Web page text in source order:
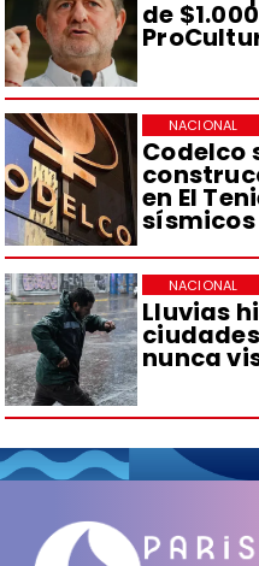
de
Codelco
en El
sísmicos
NACIONAL
Lluvias
nunca
NACIONAL